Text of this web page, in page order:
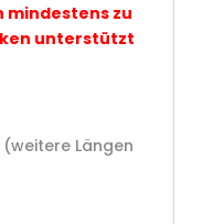
zu
unterstützt
(weitere Längen